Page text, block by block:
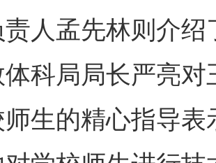
人孟先林则介
科局局长严亮
生的精心指导